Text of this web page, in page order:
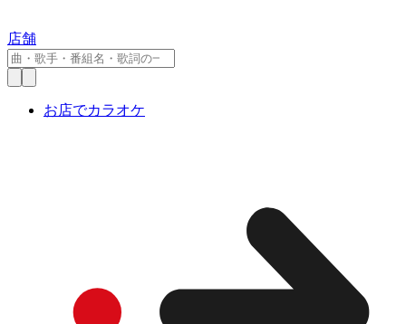
店舗
お店でカラオケ